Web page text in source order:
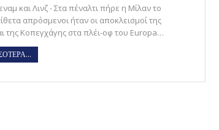
και Λινζ - Στα πέναλτι πήρε η Μίλαν το
απρόσμενοι ήταν οι αποκλεισμοί της
της Κοπεγχάγης στα πλέι-οφ του Europa…